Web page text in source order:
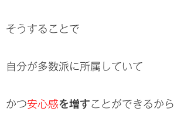
そうすることで
自分が多数派に所属していて
かつ安心感を増すことができるから